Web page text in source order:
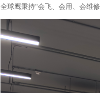
全球鹰秉持“会飞、会用、会维